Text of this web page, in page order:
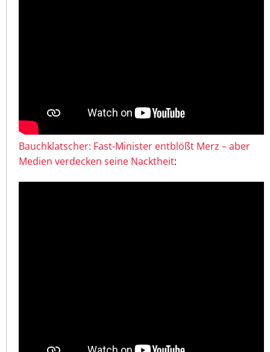
Bauchklatscher: Fast-Minister entblößt Merz – aber
Medien verdecken seine Nacktheit: